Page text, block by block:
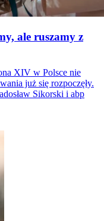
ale ruszamy z
XIV w Polsce nie
już się rozpoczęły.
Sikorski i abp